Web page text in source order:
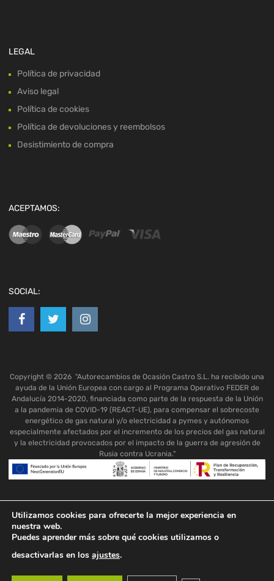
LEGAL
Política de privacidad
Aviso legal
Política de cookies
Política de devoluciones y reembolsos
Desistimiento de compra
ACEPTAMOS:
SOCIAL:
Copyright © 2026 "Autorecambios de Ocasión Castro S.L. ha recibido una
ayuda de la Unión Europea con cargo al Programa Operativo FEDER de
Andalucía 2014-2020, financiada como parte de la respuesta de la Unión
a la pandemia de COVID-19 (REACT-UE), para compensar el sobrecoste
energético de gas natural y/o electricidad a pymes y autónomos
especialmente afectados por el incremento de los precios del gas natural
y la electricidad provocados por el impacto de la guerra de agresión de
Rusia contra Ucrania."
Utilizamos cookies para ofrecerte la mejor experiencia en
nuestra web.
Puedes aprender más sobre qué cookies utilizamos o
desactivarlas en los ajustes.